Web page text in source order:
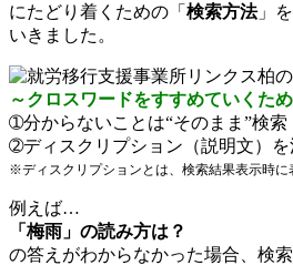
にたどり着くための「 検索方法」
いきました。
～クロスワードをすすめていくた
➀分からないことは“そのまま”検索
➁ディスクリプション（説明文）を
※ディスクリプションとは、検索結果表示時に
例えば…
「梅雨」の読み方は？
の答えがわからなかった場合、検